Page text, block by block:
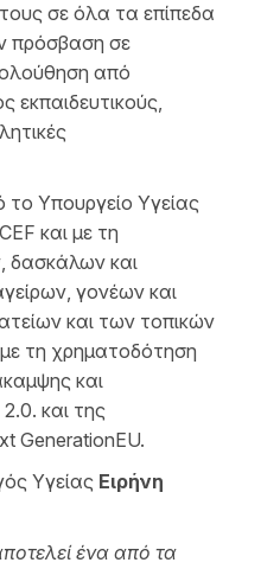
τους σε όλα τα επίπεδα
πρόσβαση σε
από
εκπαιδευτικούς,
το Υπουργείο Υγείας
και με τη
δασκάλων και
γονέων και
και των τοπικών
τη χρηματοδότηση
και
και της
GenerationEU.
Υγείας Ειρήνη
ένα από τα